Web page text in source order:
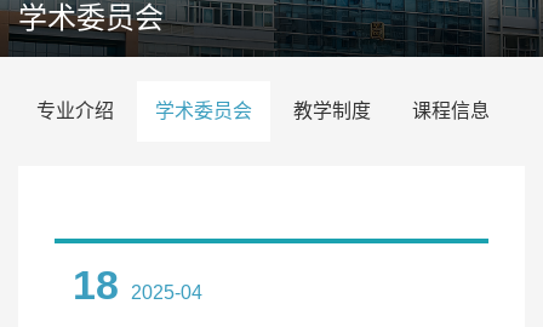
学术委员会
专业介绍 学术委员会 教学制度 课程信息
18 2025-04